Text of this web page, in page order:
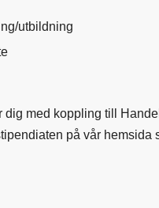
utbildning
dig med koppling till
på vår hemsida